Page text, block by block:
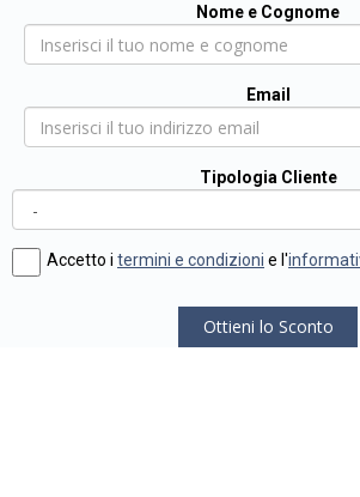
Nome e Cognome
Email
Tipologia Cliente
Accetto i termini e condizioni e l'
Ottieni lo Sconto